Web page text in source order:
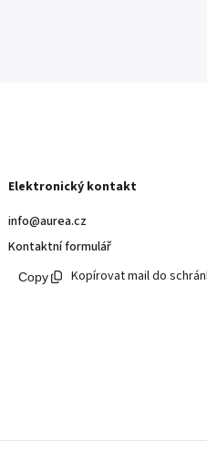
Elektronický kontakt
info@aurea.cz
Kontaktní formulář
Kopírovat mail do